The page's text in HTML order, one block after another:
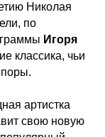
Николая
по
Игоря
классика, чьи
артистка
свою новую